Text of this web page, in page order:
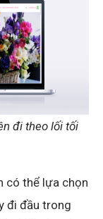
đi theo lối tối
có thể lựa chọn
đi đầu trong